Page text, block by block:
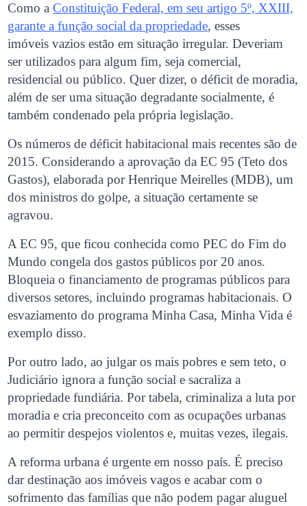
Como aConstituição Federal, em seu artigo 5º, XXIII,
garante a função social da propriedade, esses
imóveis vazios estão em situação irregular. Deveriam
ser utilizados para algum fim, seja comercial,
residencial ou público. Quer dizer, o déficit de moradia,
além de ser uma situação degradante socialmente, é
também condenado pela própria legislação.
Os números de déficit habitacional mais recentes são de
2015. Considerando a aprovação da EC 95 (Teto dos
Gastos), elaborada por Henrique Meirelles (MDB), um
dos ministros do golpe, a situação certamente se
agravou.
A EC 95, que ficou conhecida como PEC do Fim do
Mundo congela dos gastos públicos por 20 anos.
Bloqueia o financiamento de programas públicos para
diversos setores, incluindo programas habitacionais. O
esvaziamento do programa Minha Casa, Minha Vida é
exemplo disso.
Por outro lado, ao julgar os mais pobres e sem teto, o
Judiciário ignora a função social e sacraliza a
propriedade fundiária. Por tabela, criminaliza a luta por
moradia e cria preconceito com as ocupações urbanas
ao permitir despejos violentos e, muitas vezes, ilegais.
A reforma urbana é urgente em nosso país. É preciso
dar destinação aos imóveis vagos e acabar com o
sofrimento das famílias que não podem pagar aluguel